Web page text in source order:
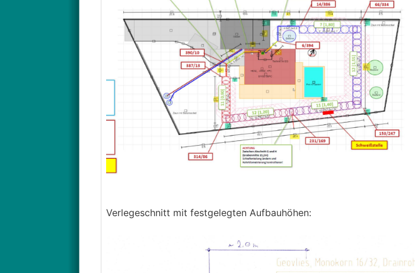
Verlegeschnitt mit festgelegten Aufbauhöhen: